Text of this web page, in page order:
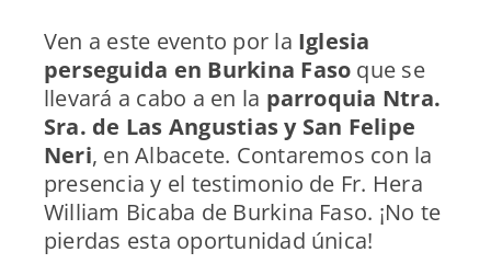
Ven a este evento por la Iglesia
perseguida en Burkina Faso que se
llevará a cabo a en la parroquia Ntra.
Sra. de Las Angustias y San Felipe
Neri, en Albacete. Contaremos con la
presencia y el testimonio de Fr. Hera
William Bicaba de Burkina Faso. ¡No te
pierdas esta oportunidad única!